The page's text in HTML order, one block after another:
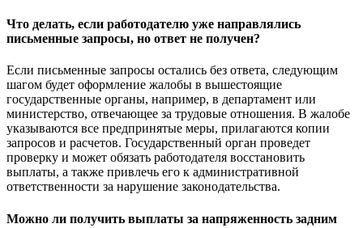
Что делать, если работодателю уже направлялись
письменные запросы, но ответ не получен?
Если письменные запросы остались без ответа, следующим
шагом будет оформление жалобы в вышестоящие
государственные органы, например, в департамент или
министерство, отвечающее за трудовые отношения. В жалобе
указываются все предпринятые меры, прилагаются копии
запросов и расчетов. Государственный орган проведет
проверку и может обязать работодателя восстановить
выплаты, а также привлечь его к административной
ответственности за нарушение законодательства.
Можно ли получить выплаты за напряженность задним